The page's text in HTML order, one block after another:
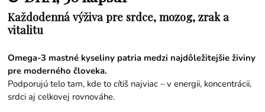
Každodenná výživa pre srdce, mozog, zrak a
vitalitu
Omega-3 mastné kyseliny patria medzi najdôležitejšie živiny
pre moderného človeka.
Podporujú telo tam, kde to cítiš najviac – v energii, koncentrácii,
srdci aj celkovej rovnováhe.